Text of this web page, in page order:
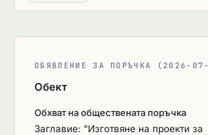
ОБЯВЛЕНИЕ ЗА ПОРЪЧКА (2026-
Обект
Обхват на обществената поръчка
Заглавие: "Изготвяне на проекти за